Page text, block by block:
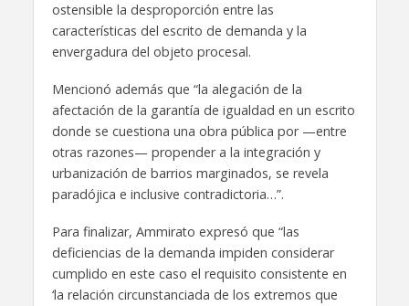
ostensible la desproporción entre las
características del escrito de demanda y la
envergadura del objeto procesal.
Mencionó además que “la alegación de la
afectación de la garantía de igualdad en un escrito
donde se cuestiona una obra pública por —entre
otras razones— propender a la integración y
urbanización de barrios marginados, se revela
paradójica e inclusive contradictoria…”.
Para finalizar, Ammirato expresó que “las
deficiencias de la demanda impiden considerar
cumplido en este caso el requisito consistente en
‘la relación circunstanciada de los extremos que